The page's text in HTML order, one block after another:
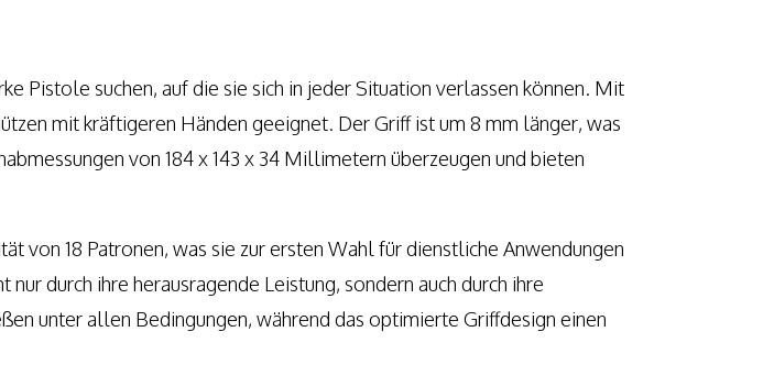
Pistole suchen, auf die sie sich in jeder Situation verlassen können. Mit
mit kräftigeren Händen geeignet. Der Griff ist um 8 mm länger, was
von 184 x 143 x 34 Millimetern überzeugen und bieten
von 18 Patronen, was sie zur ersten Wahl für dienstliche Anwendungen
durch ihre herausragende Leistung, sondern auch durch ihre
unter allen Bedingungen, während das optimierte Griffdesign einen